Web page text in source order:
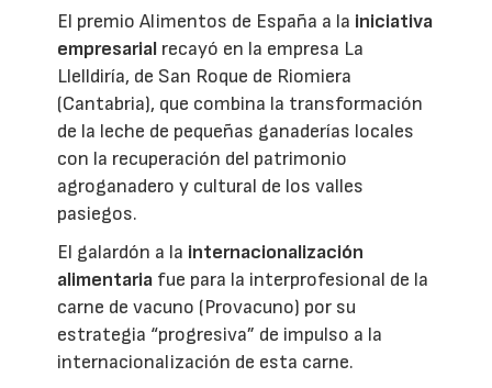
El premio Alimentos de España a la iniciativa
empresarial recayó en la empresa La
Llelldiría, de San Roque de Riomiera
(Cantabria), que combina la transformación
de la leche de pequeñas ganaderías locales
con la recuperación del patrimonio
agroganadero y cultural de los valles
pasiegos.
El galardón a la internacionalización
alimentaria fue para la interprofesional de la
carne de vacuno (Provacuno) por su
estrategia “progresiva” de impulso a la
internacionalización de esta carne.